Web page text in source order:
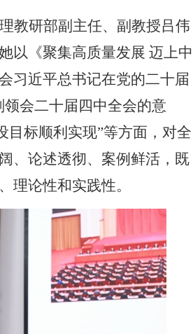
教研部副主任、副教授吕伟
以《聚集高质量发展 迈上中
习近平总书记在党的二十届
领会二十届四中全会的意
目标顺利实现”等方面，对全
、论述透彻、案例鲜活，既
理论性和实践性。